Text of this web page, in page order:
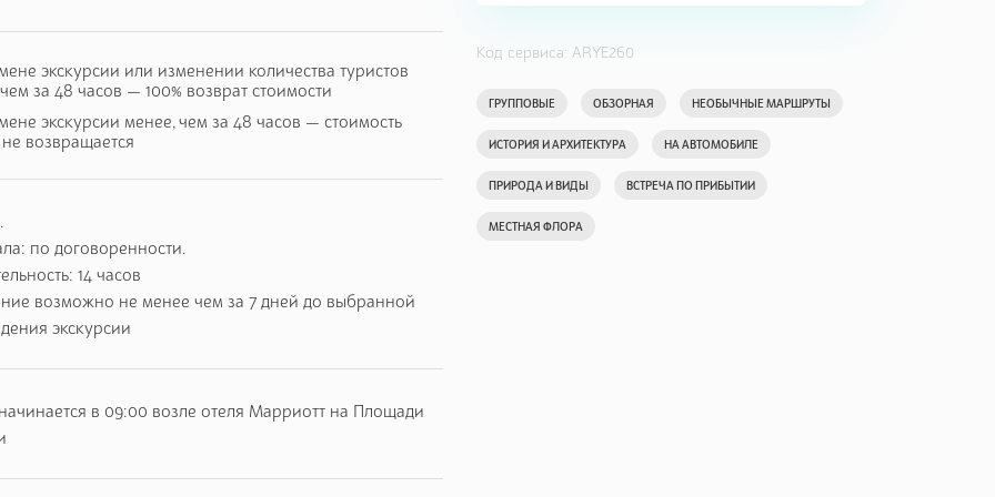
Код сервиса: ARYE260
ГРУППОВЫЕ ОБЗОРНАЯ НЕОБЫЧНЫЕ МАРШРУТЫ
ИСТОРИЯ И АРХИТЕКТУРА НА АВТОМОБИЛЕ
ПРИРОДА И ВИДЫ ВСТРЕЧА ПО ПРИБЫТИИ
МЕСТНАЯ ФЛОРА
Сюник. Этот уникальный город построен
неприступным, и который долгие века был
войск. С холма до города, над ущельем, тянется
пейзаж на окрестности. В самом же городе у
дома, где жили семьи, школу и Церковь, а также
экскурсии или изменении количества туристов
за 48 часов — 100% возврат стоимости
экскурсии менее, чем за 48 часов — стоимость
не возвращается
по договоренности.
14 часов
возможно не менее чем за 7 дней до выбранной
экскурсии
в 09:00 возле отеля Марриотт на Площади